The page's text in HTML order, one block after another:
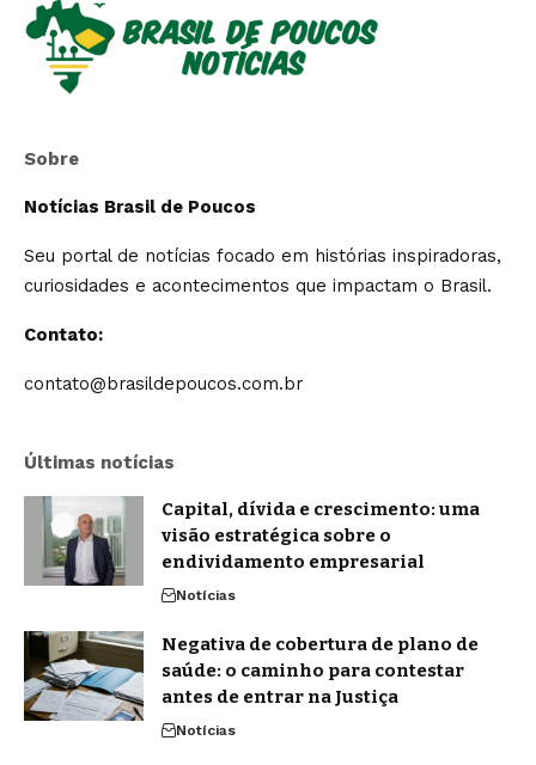
Sobre
Notícias Brasil de Poucos
Seu portal de notícias focado em histórias inspiradoras,
curiosidades e acontecimentos que impactam o Brasil.
Contato:
contato@brasildepoucos.com.br
Últimas notícias
Capital, dívida e crescimento: uma
visão estratégica sobre o
endividamento empresarial
Notícias
Negativa de cobertura de plano de
saúde: o caminho para contestar
antes de entrar na Justiça
Notícias